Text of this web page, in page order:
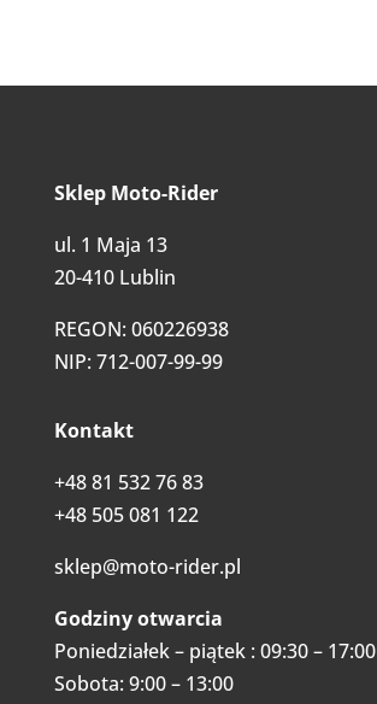
Sklep Moto-Rider
ul. 1 Maja 13
20-410 Lublin
REGON: 060226938
NIP: 712-007-99-99
Kontakt
+48 81 532 76 83
+48 505 081 122
sklep@moto-rider.pl
Godziny otwarcia
Poniedziałek – piątek : 09:30 – 17:00
Sobota: 9:00 – 13:00